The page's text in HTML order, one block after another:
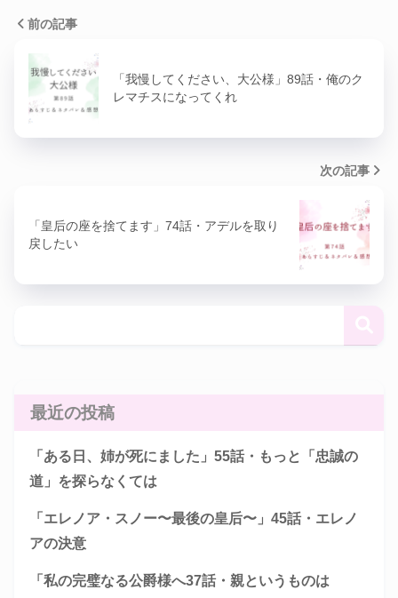
前の記事
「我慢してください、大公様」89話・俺のク
レマチスになってくれ
次の記事
「皇后の座を捨てます」74話・アデルを取り
戻したい
最近の投稿
「ある日、姉が死にました」55話・もっと「忠誠の
道」を探らなくては
「エレノア・スノー〜最後の皇后〜」45話・エレノ
アの決意
「私の完璧なる公爵様へ37話・親というものは